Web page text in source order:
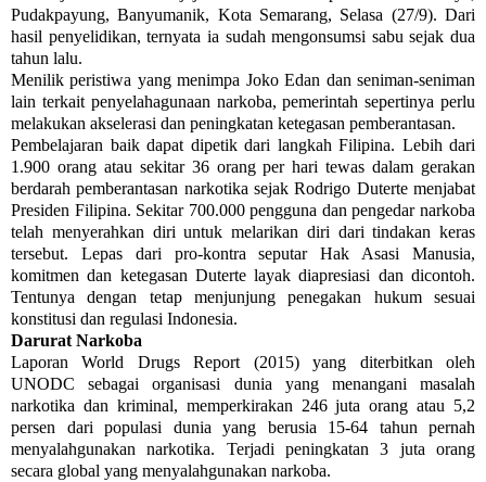
Pudakpayung, Banyumanik, Kota Semarang, Selasa (27/9). Dari
hasil penyelidikan, ternyata ia sudah mengonsumsi sabu sejak dua
tahun lalu.
Menilik peristiwa yang menimpa Joko Edan dan seniman-seniman
lain terkait penyelahagunaan narkoba, pemerintah sepertinya perlu
melakukan akselerasi dan peningkatan ketegasan pemberantasan.
Pembelajaran baik dapat dipetik dari langkah Filipina. Lebih dari
1.900 orang atau sekitar 36 orang per hari tewas dalam gerakan
berdarah pemberantasan narkotika sejak Rodrigo Duterte menjabat
Presiden Filipina. Sekitar 700.000 pengguna dan pengedar narkoba
telah menyerahkan diri untuk melarikan diri dari tindakan keras
tersebut. Lepas dari pro-kontra seputar Hak Asasi Manusia,
komitmen dan ketegasan Duterte layak diapresiasi dan dicontoh.
Tentunya dengan tetap menjunjung penegakan hukum sesuai
konstitusi dan regulasi Indonesia.
Darurat Narkoba
Laporan World Drugs Report (2015) yang diterbitkan oleh
UNODC sebagai organisasi dunia yang menangani masalah
narkotika dan kriminal, memperkirakan 246 juta orang atau 5,2
persen dari populasi dunia yang berusia 15-64 tahun pernah
menyalahgunakan narkotika. Terjadi peningkatan 3 juta orang
secara global yang menyalahgunakan narkoba.